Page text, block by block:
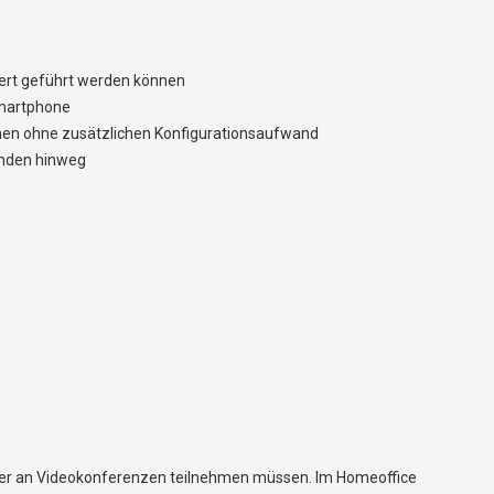
geführt werden können
ohne zusätzlichen Konfigurationsaufwand
hinweg
an Videokonferenzen teilnehmen müssen. Im Homeoffice